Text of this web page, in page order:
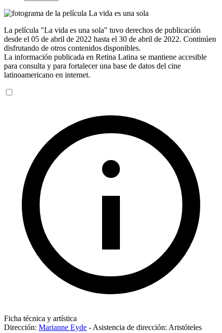
La película "La vida es una sola" tuvo derechos de publicación
desde el 05 de abril de 2022 hasta el 30 de abril de 2022. Continúen
disfrutando de otros contenidos disponibles.
La información publicada en Retina Latina se mantiene accesible
para consulta y para fortalecer una base de datos del cine
latinoamericano en internet.
Ficha técnica y artística
Dirección: Marianne Eyde - Asistencia de dirección: Aristóteles